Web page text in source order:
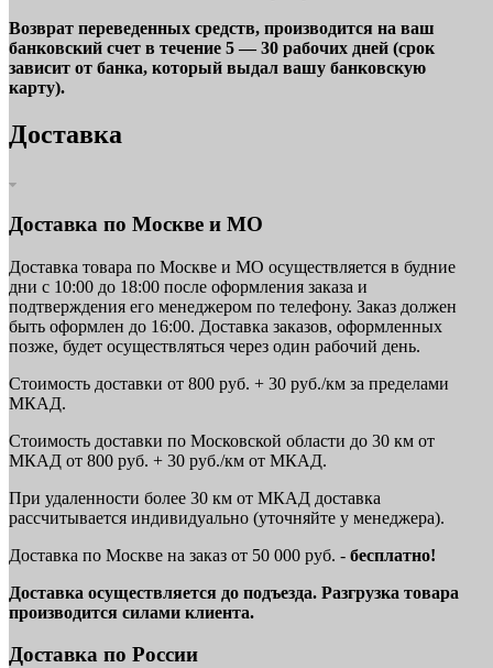
Возврат переведенных средств, производится на ваш
банковский счет в течение 5 — 30 рабочих дней (срок
зависит от банка, который выдал вашу банковскую
карту).
Доставка
Доставка по Москве и МО
Доставка товара по Москве и МО осуществляется в будние
дни с 10:00 до 18:00 после оформления заказа и
подтверждения его менеджером по телефону. Заказ должен
быть оформлен до 16:00. Доставка заказов, оформленных
позже, будет осуществляться через один рабочий день.
Стоимость доставки от 800 руб. + 30 руб./км за пределами
МКАД.
Стоимость доставки по Московской области до 30 км от
МКАД от 800 руб. + 30 руб./км от МКАД.
При удаленности более 30 км от МКАД доставка
рассчитывается индивидуально (уточняйте у менеджера).
Доставка по Москве на заказ от 50 000 руб. - бесплатно!
Доставка осуществляется до подъезда. Разгрузка товара
производится силами клиента.
Доставка по России